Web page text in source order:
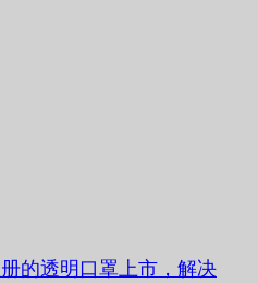
的透明口罩上市，解决